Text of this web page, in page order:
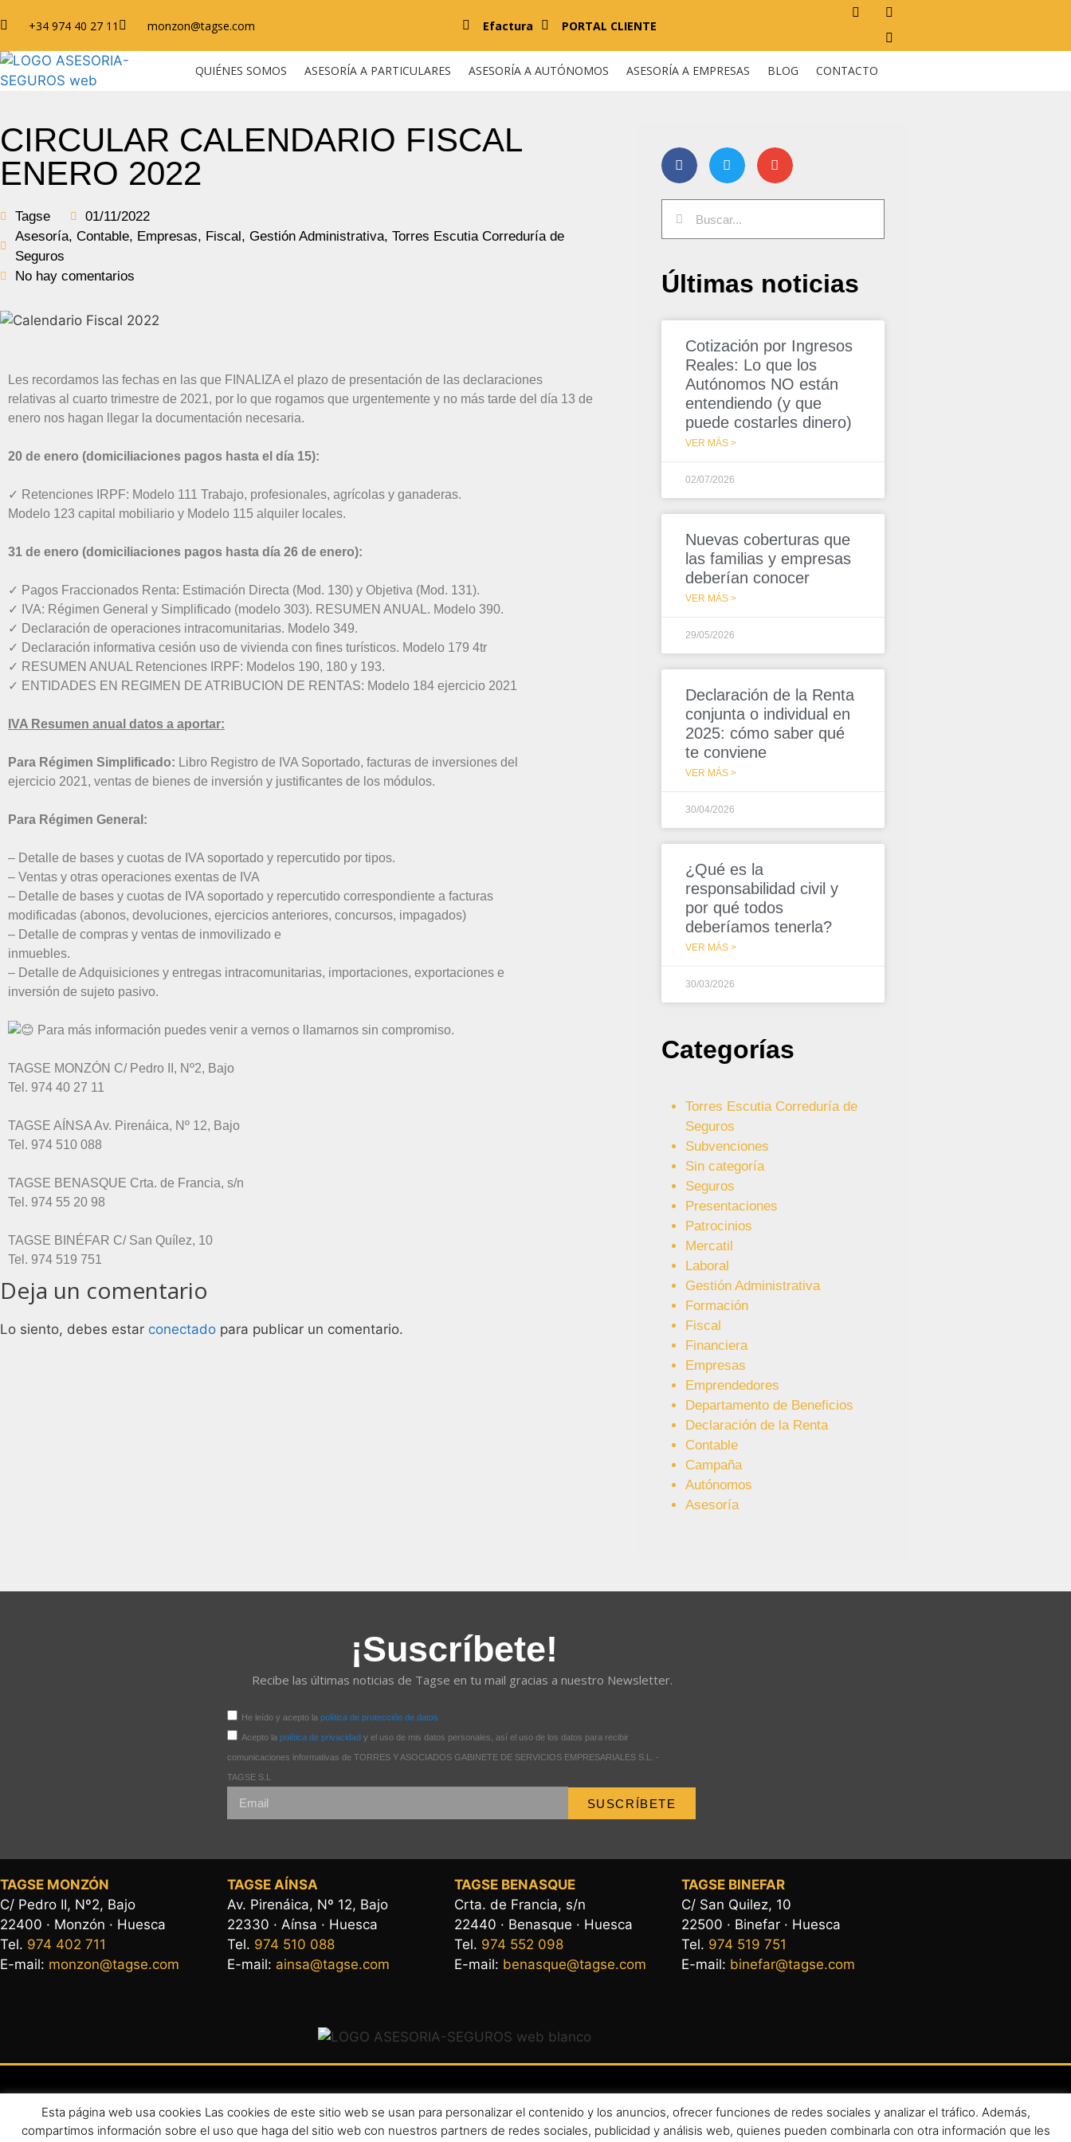
+34 974 40 27 11 monzon@tagse.com Efactura PORTAL CLIENTE
QUIÉNES SOMOS ASESORÍA A PARTICULARES ASESORÍA A AUTÓNOMOS ASESORÍA A EMPRESAS BLOG CONTACTO
CIRCULAR CALENDARIO FISCAL
ENERO 2022
Tagse
01/11/2022
Asesoría, Contable, Empresas, Fiscal, Gestión Administrativa, Torres Escutia Correduría de
Seguros
No hay comentarios
Les recordamos las fechas en las que FINALIZA el plazo de presentación de las declaraciones
relativas al cuarto trimestre de 2021, por lo que rogamos que urgentemente y no más tarde del día 13 de
enero nos hagan llegar la documentación necesaria.
20 de enero (domiciliaciones pagos hasta el día 15):
✓ Retenciones IRPF: Modelo 111 Trabajo, profesionales, agrícolas y ganaderas.
Modelo 123 capital mobiliario y Modelo 115 alquiler locales.
31 de enero (domiciliaciones pagos hasta día 26 de enero):
✓ Pagos Fraccionados Renta: Estimación Directa (Mod. 130) y Objetiva (Mod. 131).
✓ IVA: Régimen General y Simplificado (modelo 303). RESUMEN ANUAL. Modelo 390.
✓ Declaración de operaciones intracomunitarias. Modelo 349.
✓ Declaración informativa cesión uso de vivienda con fines turísticos. Modelo 179 4tr
✓ RESUMEN ANUAL Retenciones IRPF: Modelos 190, 180 y 193.
✓ ENTIDADES EN REGIMEN DE ATRIBUCION DE RENTAS: Modelo 184 ejercicio 2021
IVA Resumen anual datos a aportar:
Para Régimen Simplificado: Libro Registro de IVA Soportado, facturas de inversiones del
ejercicio 2021, ventas de bienes de inversión y justificantes de los módulos.
Para Régimen General :
– Detalle de bases y cuotas de IVA soportado y repercutido por tipos.
– Ventas y otras operaciones exentas de IVA
– Detalle de bases y cuotas de IVA soportado y repercutido correspondiente a facturas
modificadas (abonos, devoluciones, ejercicios anteriores, concursos, impagados)
– Detalle de compras y ventas de inmovilizado e
inmuebles.
– Detalle de Adquisiciones y entregas intracomunitarias, importaciones, exportaciones e
inversión de sujeto pasivo.
Para más información puedes venir a vernos o llamarnos sin compromiso.
TAGSE MONZÓN C/ Pedro II, Nº2, Bajo
Tel. 974 40 27 11
TAGSE AÍNSA Av. Pirenáica, Nº 12, Bajo
Tel. 974 510 088
TAGSE BENASQUE Crta. de Francia, s/n
Tel. 974 55 20 98
TAGSE BINÉFAR C/ San Quílez, 10
Tel. 974 519 751
Deja un comentario
Lo siento, debes estar conectado para publicar un comentario.
Últimas noticias
Cotización por Ingresos
Reales: Lo que los
Autónomos NO están
entendiendo (y que
puede costarles dinero)
VER MÁS >
02/07/2026
Nuevas coberturas que
las familias y empresas
deberían conocer
VER MÁS >
29/05/2026
Declaración de la Renta
conjunta o individual en
2025: cómo saber qué
te conviene
VER MÁS >
30/04/2026
¿Qué es la
responsabilidad civil y
por qué todos
deberíamos tenerla?
VER MÁS >
30/03/2026
Categorías
Torres Escutia Correduría de
Seguros
Subvenciones
Sin categoría
Seguros
Presentaciones
Patrocinios
Mercatil
Laboral
Gestión Administrativa
Formación
Fiscal
Financiera
Empresas
Emprendedores
Departamento de Beneficios
Declaración de la Renta
Contable
Campaña
Autónomos
Asesoría
¡Suscríbete!
Recibe las últimas noticias de Tagse en tu mail gracias a nuestro Newsletter.
He leído y acepto la política de protección de datos
Acepto la política de privacidad y el uso de mis datos personales, así el uso de los datos para recibir
comunicaciones informativas de TORRES Y ASOCIADOS GABINETE DE SERVICIOS EMPRESARIALES S.L. -
TAGSE S.L
SUSCRÍBETE
TAGSE MONZÓN
C/ Pedro II, Nº2, Bajo
22400 · Monzón · Huesca
Tel. 974 402 711
E-mail: monzon@tagse.com
TAGSE AÍNSA
Av. Pirenáica, Nº 12, Bajo
22330 · Aínsa · Huesca
Tel. 974 510 088
E-mail: ainsa@tagse.com
TAGSE BENASQUE
Crta. de Francia, s/n
22440 · Benasque · Huesca
Tel. 974 552 098
E-mail: benasque@tagse.com
TAGSE BINEFAR
C/ San Quilez, 10
22500 · Binefar · Huesca
Tel. 974 519 751
E-mail: binefar@tagse.com
Aviso legal |Política de privacidad|Política de cookies
Copyright 2026 © Todos los derechos reservados. Diseño por Demonlab
Esta página web usa cookies Las cookies de este sitio web se usan para personalizar el contenido y los anuncios, ofrecer funciones de redes sociales y analizar el tráfico. Además,
compartimos información sobre el uso que haga del sitio web con nuestros partners de redes sociales, publicidad y análisis web, quienes pueden combinarla con otra información que les